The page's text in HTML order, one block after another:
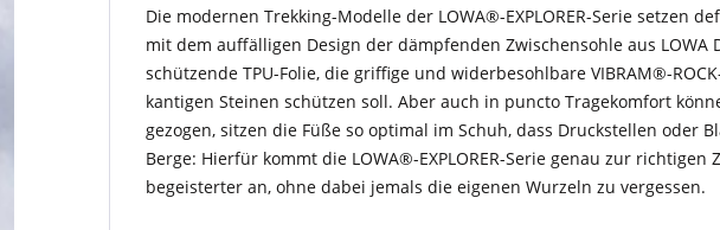
Die modernen Trekking-Modelle der LOWA®-EXPLORER-Serie
mit dem auffälligen Design der dämp­fenden Zwischensohle aus
schützende TPU-Folie, die griffige und widerbesohlbare VIBRAM®-
kantigen Steinen schützen soll. Aber auch in puncto Trage­komfort
gezogen, sitzen die Füße so optimal im Schuh, dass Druck­stellen
Berge: Hierfür kommt die LOWA®-EXPLORER-Serie genau zur
be­geis­terter an, ohne dabei jemals die eigenen Wurzeln zu vergessen.